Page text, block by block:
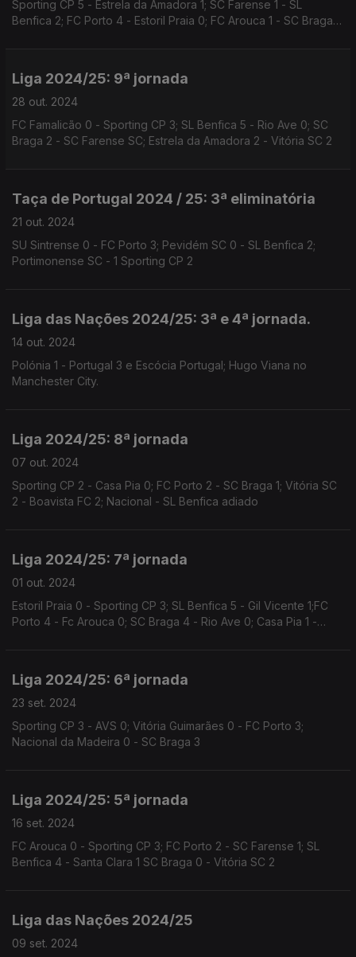
Sporting CP 5 - Estrela da Amadora 1; SC Farense 1 - SL
Benfica 2; FC Porto 4 - Estoril Praia 0; FC Arouca 1 - SC Braga
Liga 2024/25: 9ª jornada
28 out. 2024
FC Famalicão 0 - Sporting CP 3; SL Benfica 5 - Rio Ave 0; SC
Braga 2 - SC Farense SC; Estrela da Amadora 2 - Vitória SC 2
Taça de Portugal 2024 / 25: 3ª eliminatória
21 out. 2024
SU Sintrense 0 - FC Porto 3; Pevidém SC 0 - SL Benfica 2;
Portimonense SC - 1 Sporting CP 2
Liga das Nações 2024/25: 3ª e 4ª jornada.
14 out. 2024
Polónia 1 - Portugal 3 e Escócia Portugal; Hugo Viana no
Manchester City.
Liga 2024/25: 8ª jornada
07 out. 2024
Sporting CP 2 - Casa Pia 0; FC Porto 2 - SC Braga 1; Vitória SC
2 - Boavista FC 2; Nacional - SL Benfica adiado
Liga 2024/25: 7ª jornada
01 out. 2024
Estoril Praia 0 - Sporting CP 3; SL Benfica 5 - Gil Vicente 1;FC
Porto 4 - Fc Arouca 0; SC Braga 4 - Rio Ave 0; Casa Pia 1 -
Liga 2024/25: 6ª jornada
23 set. 2024
Sporting CP 3 - AVS 0; Vitória Guimarães 0 - FC Porto 3;
Nacional da Madeira 0 - SC Braga 3
Liga 2024/25: 5ª jornada
16 set. 2024
FC Arouca 0 - Sporting CP 3; FC Porto 2 - SC Farense 1; SL
Benfica 4 - Santa Clara 1 SC Braga 0 - Vitória SC 2
Liga das Nações 2024/25
09 set. 2024